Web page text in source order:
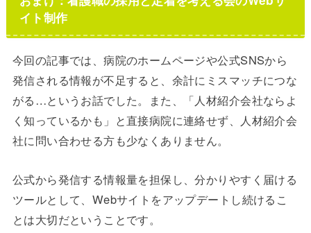
イト制作
今回の記事では、病院のホームページや公式SNSから
発信される情報が不足すると、余計にミスマッチにつな
がる…というお話でした。また、「人材紹介会社ならよ
く知っているかも」と直接病院に連絡せず、人材紹介会
社に問い合わせる方も少なくありません。
公式から発信する情報量を担保し、分かりやすく届ける
ツールとして、Webサイトをアップデートし続けるこ
とは大切だということです。